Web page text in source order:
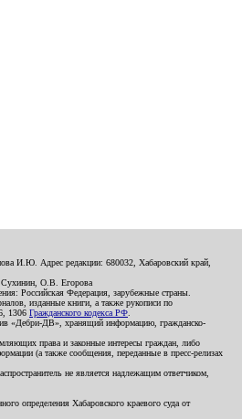
И.Ю. Адрес редакции: 680032, Хабаровский край,
О.В. Егорова
Российская Федерация, зарубежные страны.
изданные книги, а также рукописи по
1306 Гражданского кодекса РФ
«Дебри-ДВ», хранящий информацию, гражданско-
права и законные интересы граждан, либо
(а также сообщения, переданные в пресс-релизах
не является надлежащим ответчиком,
определения Хабаровского краевого суда от